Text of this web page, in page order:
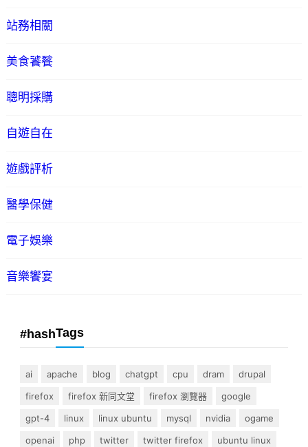
站務相關
美食饕餮
聰明採購
自遊自在
遊戲評析
醫學保健
電子娛樂
音樂饗宴
#hashTags
ai apache blog chatgpt cpu dram
drupal
firefox
firefox 新同文堂 firefox 瀏覽器
google
gpt-4
linux linux ubuntu mysql nvidia
ogame
openai
php twitter twitter firefox
ubuntu linux